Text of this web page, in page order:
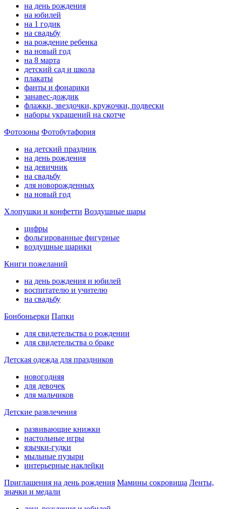
на день рождения
на юбилей
на 1 годик
на свадьбу
на рождение ребенка
на новый год
на 8 марта
детский сад и школа
плакаты
фанты и фонарики
занавес-дождик
флажки, звездочки, кружочки, подвески
наборы украшений на скотче
Фотозоны Фотобутафория
на детский праздник
на день рождения
на девичник
на свадьбу
для новорожденных
на новый год
Хлопушки и конфетти Воздушные шары
цифры
фольгированные фигурные
воздушные шарики
Книги пожеланий
на день рождения и юбилей
воспитателю и учителю
на свадьбу
Бонбоньерки Папки
для свидетельства о рождении
для свидетельства о браке
Детская одежда для праздников
новогодняя
для девочек
для мальчиков
Детские развлечения
развивающие книжки
настольные игры
язычки-гудки
мыльные пузыри
интерьерные наклейки
Приглашения на день рождения Мамины сокровища Ленты,
значки и медали